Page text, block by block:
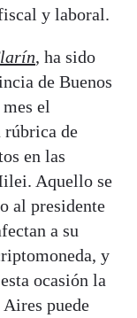
y laboral.
, ha sido
de Buenos
el
rúbrica de
en las
Aquello se
al presidente
a su
y
ocasión la
puede